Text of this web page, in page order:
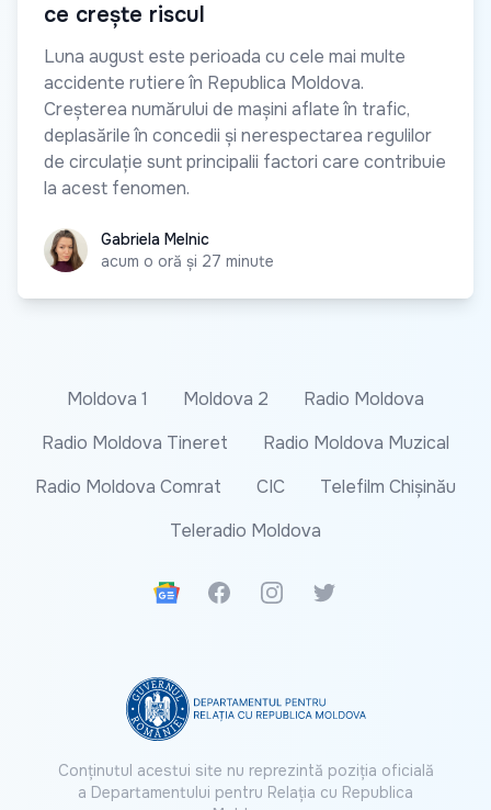
ce crește riscul
Luna august este perioada cu cele mai multe
accidente rutiere în Republica Moldova.
Creșterea numărului de mașini aflate în trafic,
deplasările în concedii și nerespectarea regulilor
de circulație sunt principalii factori care contribuie
la acest fenomen.
Gabriela Melnic
Gabriela Melnic
acum o oră și 27 minute
Moldova 1 Moldova 2
Radio Moldova
Radio Moldova Tineret
Radio Moldova Muzical
Radio Moldova Comrat
CIC
Telefilm Chișinău
Teleradio Moldova
Google News
FacebookInstagramTwitter
Conținutul acestui site nu reprezintă poziția oficială
a Departamentului pentru Relația cu Republica